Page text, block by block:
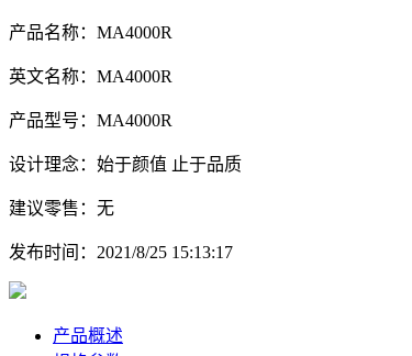
产品名称：MA4000R
英文名称：MA4000R
产品型号：MA4000R
设计理念：始于颜值 止于品质
建议零售：无
发布时间：2021/8/25 15:13:17
产品概述